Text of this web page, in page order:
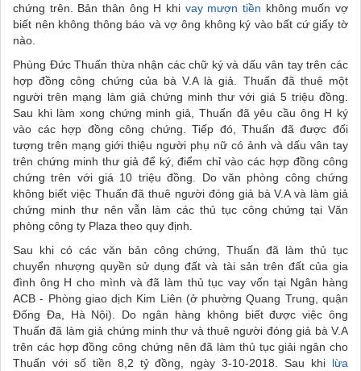
chứng trên. Bản thân ông H khi vay mượn tiền không muốn vợ
biết nên không thông báo và vợ ông không ký vào bất cứ giấy tờ
nào.
Phùng Đức Thuấn thừa nhận các chữ ký và dấu vân tay trên các
hợp đồng công chứng của bà V.A là giả. Thuấn đã thuê một
người trên mạng làm giả chứng minh thư với giá 5 triệu đồng.
Sau khi làm xong chứng minh giả, Thuấn đã yêu cầu ông H ký
vào các hợp đồng công chứng. Tiếp đó, Thuấn đã được đối
tượng trên mạng giới thiệu người phụ nữ có ảnh và dấu vân tay
trên chứng minh thư giả để ký, điểm chỉ vào các hợp đồng công
chứng trên với giá 10 triệu đồng. Do văn phòng công chứng
không biết việc Thuấn đã thuê người đóng giả bà V.A và làm giả
chứng minh thư nên vẫn làm các thủ tục công chứng tại Văn
phòng công ty Plaza theo quy định.
Sau khi có các văn bản công chứng, Thuấn đã làm thủ tục
chuyển nhượng quyền sử dụng đất và tài sản trên đất của gia
đình ông H cho mình và đã làm thủ tục vay vốn tại Ngân hàng
ACB - Phòng giao dịch Kim Liên (ở phường Quang Trung, quận
Đống Đa, Hà Nội). Do ngân hàng không biết được việc ông
Thuấn đã làm giả chứng minh thư và thuê người đóng giả bà V.A
trên các hợp đồng công chứng nên đã làm thủ tục giải ngân cho
Thuấn với số tiền 8,2 tỷ đồng, ngày 3-10-2018. Sau khi lừa